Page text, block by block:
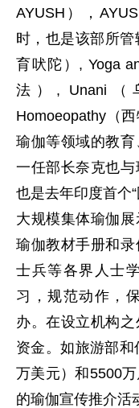
AYUSH），
时，也是该部所
育吠陀）, Yoga
法）, Unani（
Homoeopathy（
瑜伽等领域的教
一任部长奈克也
也是去年印度首个
大规模集体瑜伽
瑜伽教材手册和录
士兵等各界人士
习，规范动作，
办。在设立机构
资金。如旅游部
万美元）和5500
的瑜伽宣传推介活